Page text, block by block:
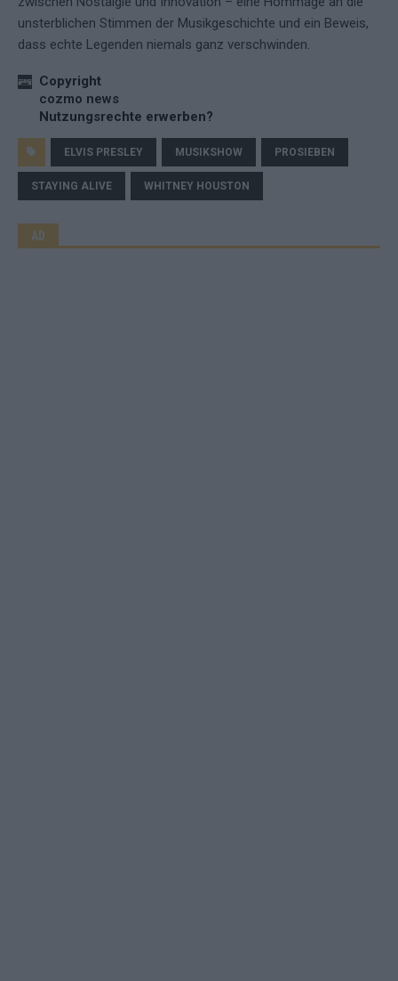
unsterblichen Stimmen der Musikgeschichte und ein Beweis,
dass echte Legenden niemals ganz verschwinden.
Copyright
cozmo news
Nutzungsrechte erwerben?
ELVIS PRESLEY MUSIKSHOW PROSIEBEN
STAYING ALIVE WHITNEY HOUSTON
AD